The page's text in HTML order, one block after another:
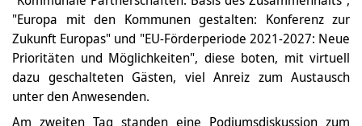
"Europa mit den Kommunen gestalten: Konferenz zur
Zukunft Europas" und "EU-Förderperiode 2021-2027: Neue
Prioritäten und Möglichkeiten", diese boten, mit virtuell
dazu geschalteten Gästen, viel Anreiz zum Austausch
unter den Anwesenden.
Am zweiten Tag standen eine Podiumsdiskussion zum